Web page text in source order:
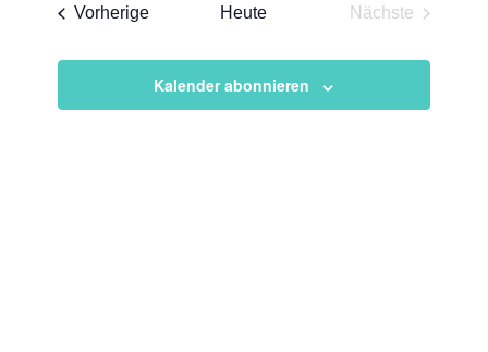
VorherigeVeranstaltungen
Heute
Nächste
Kalender abonnieren